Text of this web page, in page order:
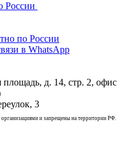
России
по России
в WhatsApp
площадь, д. 14, стр. 2, офис
3
и запрещены на территории РФ.